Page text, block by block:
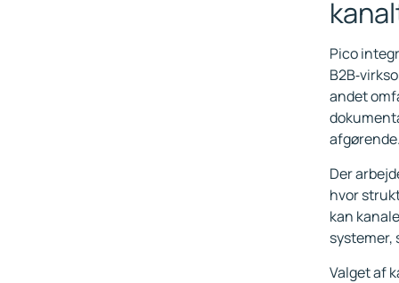
Pico
andet
afgørende.
Der
hvor
kan
systemer,
Valget af